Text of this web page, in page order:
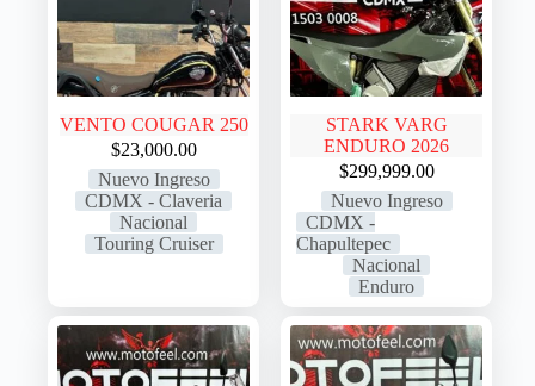
VENTO COUGAR 250
$23,000.00
Nuevo Ingreso
CDMX - Claveria
Nacional
Touring Cruiser
STARK VARG
ENDURO 2026
$299,999.00
Nuevo Ingreso
CDMX -
Chapultepec
Nacional
Enduro